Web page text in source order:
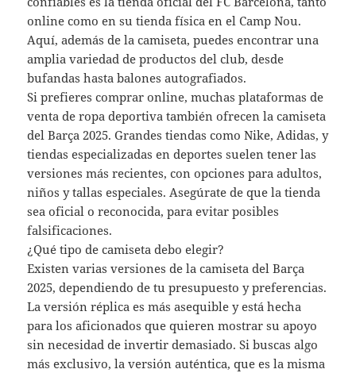
online como en su tienda física en el Camp Nou.
Aquí, además de la camiseta, puedes encontrar una
amplia variedad de productos del club, desde
bufandas hasta balones autografiados.
Si prefieres comprar online, muchas plataformas de
venta de ropa deportiva también ofrecen la camiseta
del Barça 2025. Grandes tiendas como Nike, Adidas, y
tiendas especializadas en deportes suelen tener las
versiones más recientes, con opciones para adultos,
niños y tallas especiales. Asegúrate de que la tienda
sea oficial o reconocida, para evitar posibles
falsificaciones.
¿Qué tipo de camiseta debo elegir?
Existen varias versiones de la camiseta del Barça
2025, dependiendo de tu presupuesto y preferencias.
La versión réplica es más asequible y está hecha
para los aficionados que quieren mostrar su apoyo
sin necesidad de invertir demasiado. Si buscas algo
más exclusivo, la versión auténtica, que es la misma